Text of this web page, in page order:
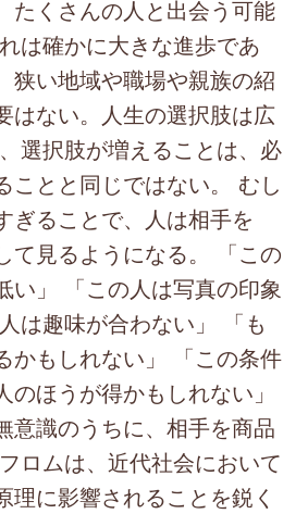
たくさんの人と出会う可能
は確かに大きな進歩であ
狭い地域や職場や親族の紹
はない。人生の選択肢は広
選択肢が増えることは、必
ことと同じではない。 むし
ぎることで、人は相手を
て見るようになる。 「この
い」 「この人は写真の印象
は趣味が合わない」 「も
かもしれない」 「この条件
のほうが得かもしれない」
意識のうちに、相手を商品
ロムは、近代社会において
理に影響されることを鋭く